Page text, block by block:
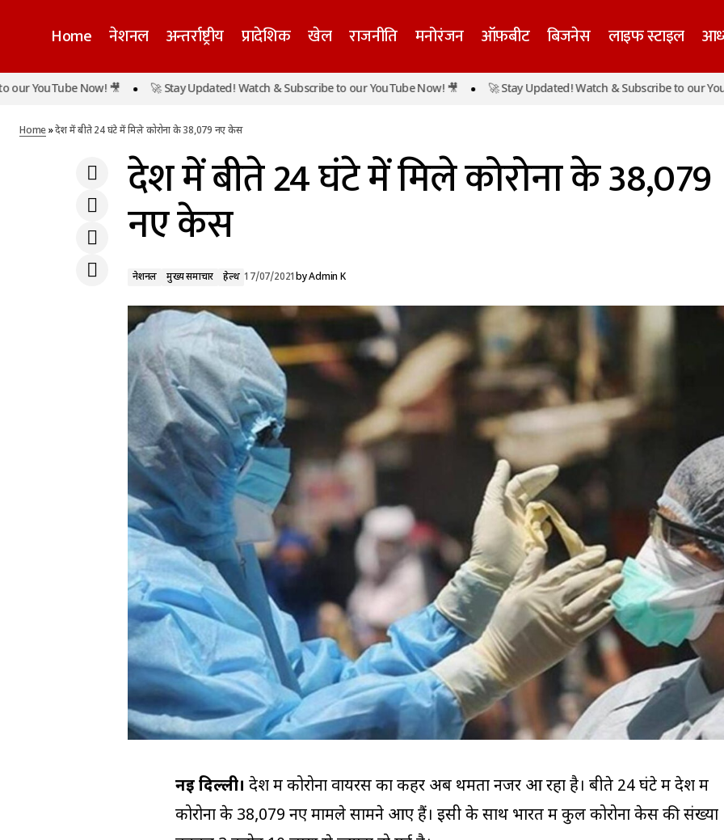
Home नेशनल अन्तर्राष्ट्रीय प्रादेशिक खेल राजनीति मनोरंजन ऑफ़बीट बिजनेस लाइफ स्टाइल
ब्रिटेन में कोरोना का बढ़ा कहर, एक दिन में मिले 50
देश में बीते 24 घंटे में मिले कोरोना के 38,079
Now! 🎥 🚀 Stay Updated! Watch & Subscribe to our YouTube Now! 🎥 🚀 Stay Updated! Watch & Subscribe to our YouTube
Home»देश में बीते 24 घंटे में मिले कोरोना के 38,079 नए केस
देश में बीते 24 घंटे में मिले कोरोना के 38,079
नए केस
नेशनल मुख्य समाचार हेल्थ 17/07/2021byAdmin K
नई दिल्ली। देश में कोरोना वायरस का कहर अब थमता नजर आ रहा है। बीते 24 घंटे में देश में
कोरोना के 38,079 नए मामले सामने आए हैं। इसी के साथ भारत में कुल कोरोना केस की संख्या